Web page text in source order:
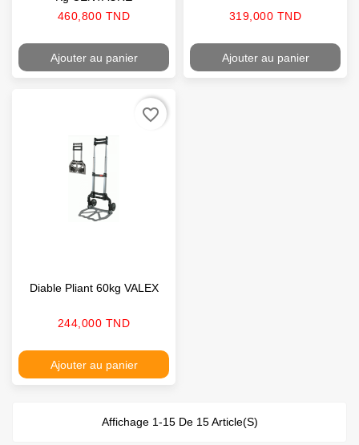
Prix
460,800 TND
Ajouter au panier
Prix
319,000 TND
Ajouter au panier
Diable Pliant 60kg VALEX
Prix
244,000 TND
Ajouter au panier
favorite_border
Affichage 1-15 De 15 Article(s)